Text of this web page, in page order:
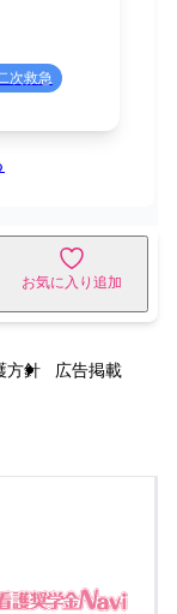
次救急
お気に入り追加
方針
広告掲載